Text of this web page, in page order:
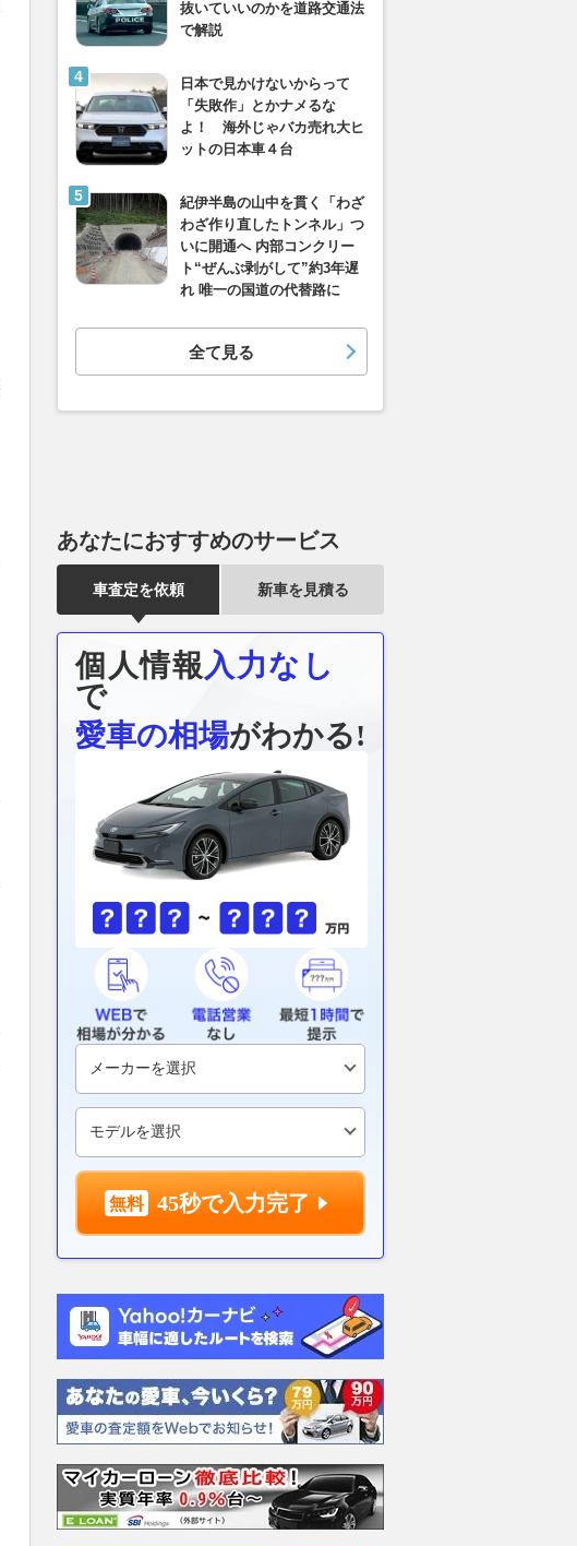
抜いていいのかを道路交通法
で解説
日本で見かけないからって
「失敗作」とかナメるな
よ！ 海外じゃバカ売れ大ヒ
ットの日本車４台
紀伊半島の山中を貫く「わざ
わざ作り直したトンネル」つ
いに開通へ 内部コンクリー
ト“ぜんぶ剥がして”約3年遅
れ 唯一の国道の代替路に
全て見る
あなたにおすすめのサービス
車査定を依頼 新車を見積る
個人情報 入力なし
で
愛車の相場がわかる!
45秒で入力完了